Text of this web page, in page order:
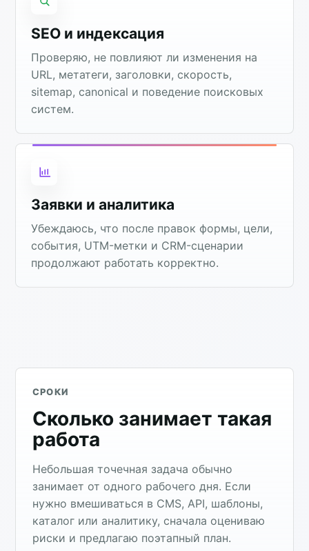
SEO и индексация
Проверяю, не повлияют ли изменения на
URL, метатеги, заголовки, скорость,
sitemap, canonical и поведение поисковых
систем.
Заявки и аналитика
Убеждаюсь, что после правок формы, цели,
события, UTM-метки и CRM-сценарии
продолжают работать корректно.
СРОКИ
Сколько занимает такая
работа
Небольшая точечная задача обычно
занимает от одного рабочего дня. Если
нужно вмешиваться в CMS, API, шаблоны,
каталог или аналитику, сначала оцениваю
риски и предлагаю поэтапный план.